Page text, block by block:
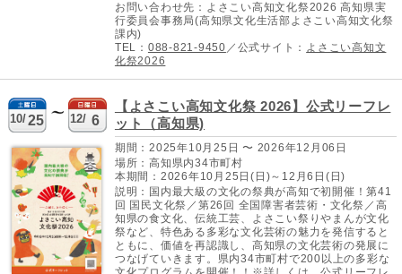
お問い合わせ先：よさこい高知文化祭2026 高知県実
行委員会事務局(高知県文化生活部よさこい高知文化祭
課内)
TEL： 088-821-9450 ／公式サイト： よさこい高知文
化祭2026
10/25 12/ 6
【よさこい高知文化祭 2026】公式リーフレ
ット（高知県)
期間：2025年10月25日 〜 2026年12月06日
場所：高知県内34市町村
本期間：2026年10月25日(日)～12月6日(日)
説明：国内最大級の文化の祭典が高知で初開催！第41
回 国民文化祭／第26回 全国障害者芸術・文化祭／高
知県の食文化、伝統工芸、よさこい祭りやまんが文化
祭など、特色ある多彩な文化芸術の魅力を発信すると
ともに、価値を再認識し、高知県の文化芸術の発展に
つなげていきます。県内34市町村で200以上の多彩な